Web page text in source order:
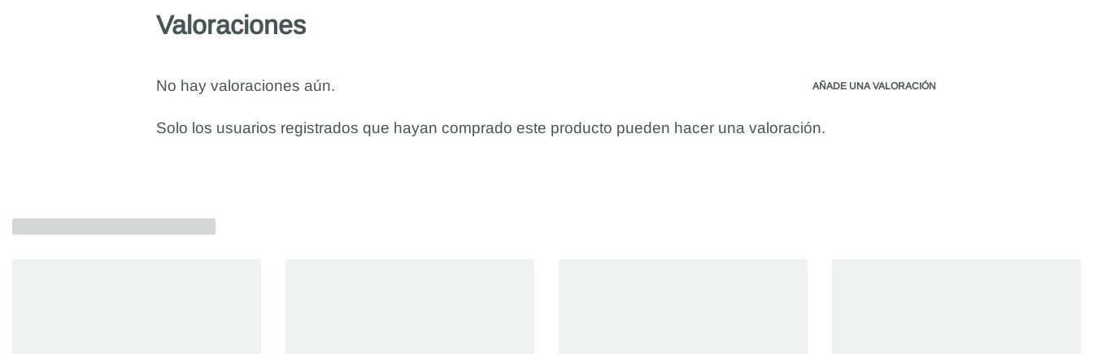
Valoraciones
No hay valoraciones aún. AÑADE UNA VALORACIÓN
Solo los usuarios registrados que hayan comprado este producto pueden hacer una valoración.